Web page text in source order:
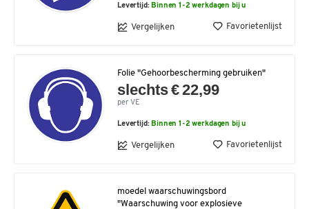
Levertijd: Binnen 1-2 werkdagen bij u
Vergelijken Favorietenlijst
Folie "Gehoorbescherming gebruiken"
slechts € 22,99
per VE
Levertijd: Binnen 1-2 werkdagen bij u
Vergelijken Favorietenlijst
moedel waarschuwingsbord
"Waarschuwing voor explosieve